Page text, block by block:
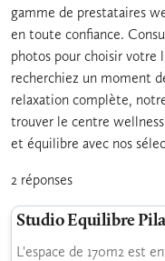
gamme de prestataires
en toute confiance.
photos pour choisir votre
recherchiez un moment
relaxation complète,
trouver le centre
et équilibre avec nos
2 réponses
Studio Equilibre
L'espace de 170m2 est